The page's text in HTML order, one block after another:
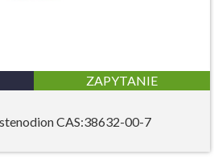
ZAPYTANIE
CAS:38632-00-7